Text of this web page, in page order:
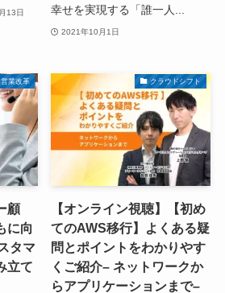
13日
幸せを実現する「誰一人...
2021年10月1日
営業改革
顧
に向
タマ
立て
クラウドシフト
【オンライン視聴】【初め
てのAWS移行】よくある疑
問とポイントをわかりやす
くご紹介– ネットワークか
らアプリケーションまで–